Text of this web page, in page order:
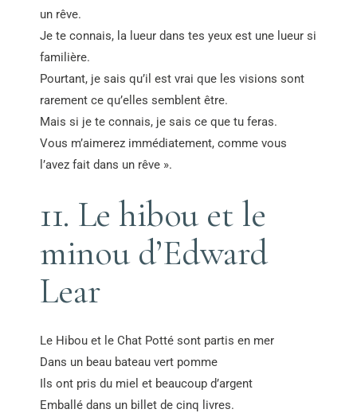
un rêve.
Je te connais, la lueur dans tes yeux est une lueur si
familière.
Pourtant, je sais qu’il est vrai que les visions sont
rarement ce qu’elles semblent être.
Mais si je te connais, je sais ce que tu feras.
Vous m’aimerez immédiatement, comme vous
l’avez fait dans un rêve ».
11. Le hibou et le
minou d’Edward
Lear
Le Hibou et le Chat Potté sont partis en mer
Dans un beau bateau vert pomme
Ils ont pris du miel et beaucoup d’argent
Emballé dans un billet de cinq livres.